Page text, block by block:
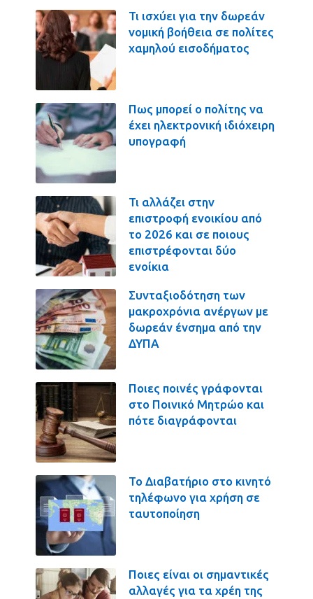
Τι ισχύει για την δωρεάν
νομική βοήθεια σε πολίτες
χαμηλού εισοδήματος
Πως μπορεί ο πολίτης να
έχει ηλεκτρονική ιδιόχειρη
υπογραφή
Τι αλλάζει στην
επιστροφή ενοικίου από
το 2026 και σε ποιους
επιστρέφονται δύο
ενοίκια
Συνταξιοδότηση των
μακροχρόνια ανέργων με
δωρεάν ένσημα από την
ΔΥΠΑ
Ποιες ποινές γράφονται
στο Ποινικό Μητρώο και
πότε διαγράφονται
Το Διαβατήριο στο κινητό
τηλέφωνο για χρήση σε
ταυτοποίηση
Ποιες είναι οι σημαντικές
αλλαγές για τα χρέη της